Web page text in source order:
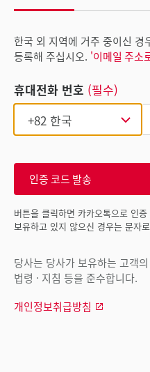
한국 외 지역에 거주 중이신 경
등록해 주십시오. '이메일 주소
휴대전화 번호 (필수)
인증 코드 발송
버튼을 클릭하면 카카오톡으로 인
보유하고 있지 않으신 경우는 문자
당사는 당사가 보유하는 고객
법령 · 지침 등을 준수합니다.
개인정보취급방침